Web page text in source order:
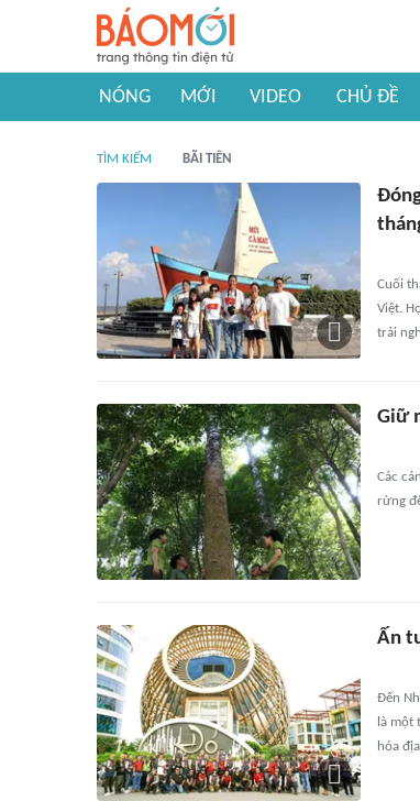
NÓNG MỚI VIDEO CHỦ ĐỀ
TÌM KIẾM BÃI TIÊN
Cuối
Việt.
trải
Giữ
Các
rừng
Ấn
Đến
là một
hóa